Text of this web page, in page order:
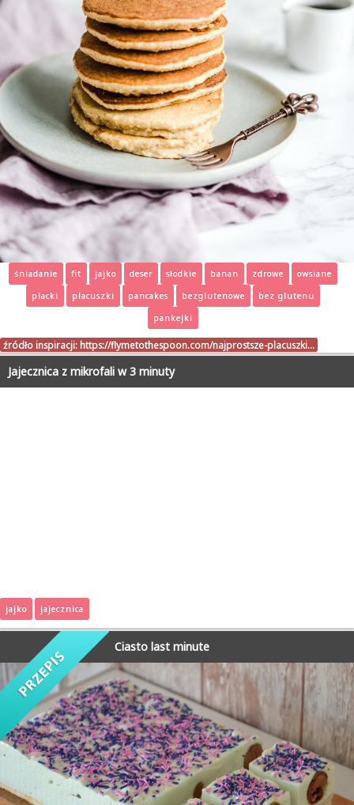
śniadanie fit jajko deser słodkie banan zdrowe
owsiane
placki
placuszki pancakes bezglutenowe
bez glutenu
pankejki
źródło inspiracji: https://flymetothespoon.com/najprostsze-placuszki…
Jajecznica z mikrofali w 3 minuty
jajko jajecznica
Ciasto last minute